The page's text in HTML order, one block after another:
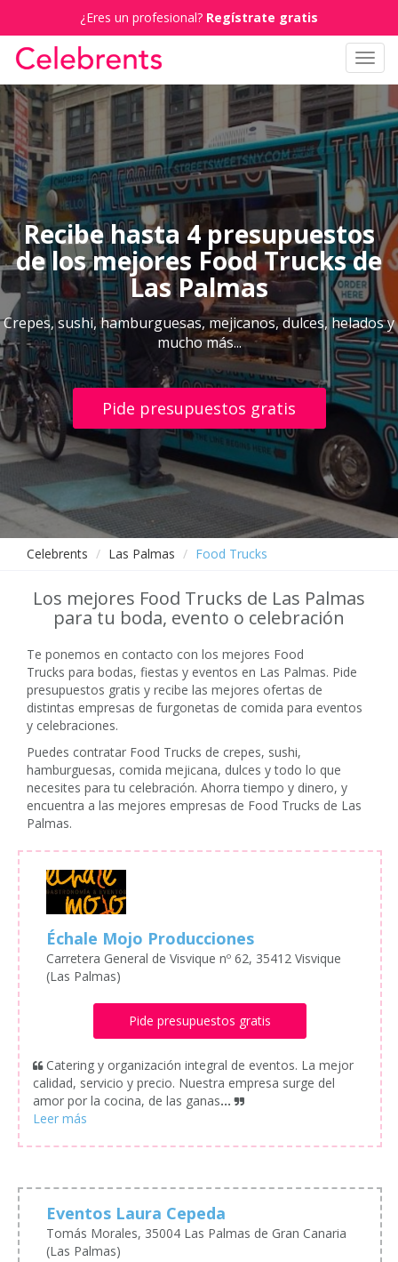
¿Eres un profesional? Regístrate gratis
Recibe hasta 4 presupuestos
de los mejores Food Trucks de
Las Palmas
Crepes, sushi, hamburguesas, mejicanos, dulces, helados y
mucho más...
Pide presupuestos gratis
Celebrents Las Palmas Food Trucks
Los mejores Food Trucks de Las Palmas
para tu boda, evento o celebración
Te ponemos en contacto con los mejores Food
Trucks para bodas, fiestas y eventos en Las Palmas. Pide
presupuestos gratis y recibe las mejores ofertas de
distintas empresas de furgonetas de comida para eventos
y celebraciones.
Puedes contratar Food Trucks de crepes, sushi,
hamburguesas, comida mejicana, dulces y todo lo que
necesites para tu celebración. Ahorra tiempo y dinero, y
encuentra a las mejores empresas de Food Trucks de Las
Palmas.
Échale Mojo Producciones
Carretera General de Visvique nº 62, 35412 Visvique
(Las Palmas)
Pide presupuestos gratis
Catering y organización integral de eventos. La mejor
calidad, servicio y precio. Nuestra empresa surge del
amor por la cocina, de las ganas...
Eventos Laura Cepeda
Tomás Morales, 35004 Las Palmas de Gran Canaria
(Las Palmas)